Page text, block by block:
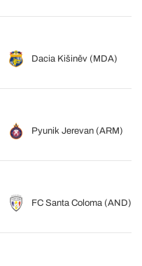
Dacia Kišiněv (MDA)
Pyunik Jerevan (ARM)
FC Santa Coloma (AND)